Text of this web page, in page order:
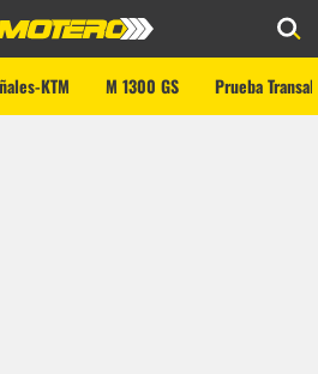
KTM M 1300 GS Prueba